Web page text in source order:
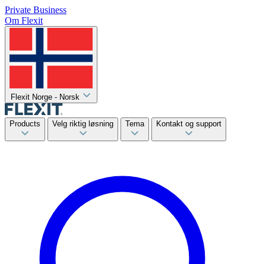
Private Business
Om Flexit
Flexit Norge - Norsk
Products Velg riktig løsning Tema Kontakt og support